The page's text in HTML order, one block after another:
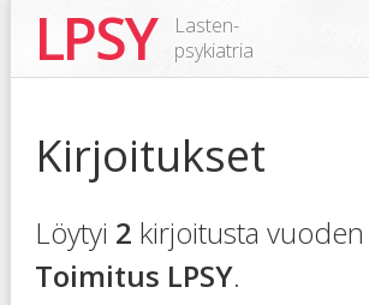
LPSY
Lasten-
psykiatria
Kirjoitukset
Löytyi 2 kirjoitusta vuoden
Toimitus LPSY.